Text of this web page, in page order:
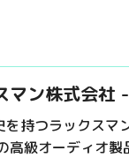
ン株式会社
持つラックスマ
高級オーディオ